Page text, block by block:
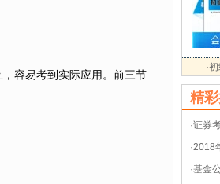
容易考到实际应用。前三节
·
精
·证券
·2018
·基金